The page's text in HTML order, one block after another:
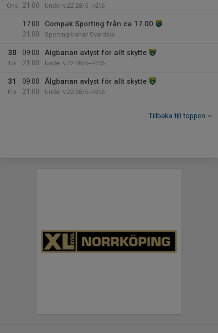
Ons
21:00
Under v.22 28/5-->2\6
17:00
21:00
Compak Sporting från ca 17.00
Sporting-banan Dvardala
30
Tor
09:00
21:00
Älgbanan avlyst för allt skytte
Under v.22 28/5-->2\6
31
Fre
09:00
21:00
Älgbanan avlyst för allt skytte
Under v.22 28/5-->2\6
Tillbaka till toppen